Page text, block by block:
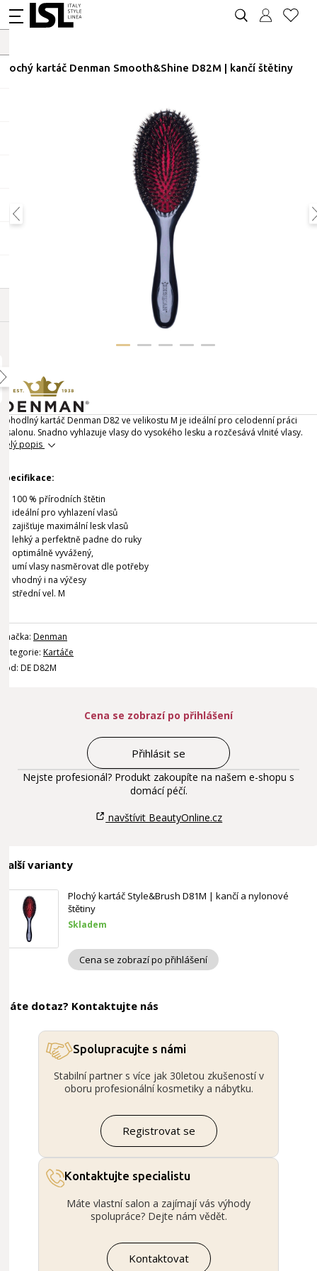
Plochý kartáč Denman Smooth&Shine D82M | kančí štětiny
Pohodlný kartáč Denman D82 ve velikostu M je ideální pro celodenní práci
v salonu. Snadno vyhlazuje vlasy do vysokého lesku a rozčesává vlnité vlasy.
Celý popis
Specifikace:
100 % přírodních štětin
ideální pro vyhlazení vlasů
zajišťuje maximální lesk vlasů
lehký a perfektně padne do ruky
optimálně vyvážený,
umí vlasy nasměrovat dle potřeby
vhodný i na výčesy
střední vel. M
Značka: Denman
Kategorie: Kartáče
Kód: DE D82M
Cena se zobrazí po přihlášení
Přihlásit se
Nejste profesionál? Produkt zakoupíte na našem e-shopu s
domácí péčí.
navštívit BeautyOnline.cz
Další varianty
Plochý kartáč Style&Brush D81M | kančí a nylonové
štětiny
Skladem
Cena se zobrazí po přihlášení
Máte dotaz? Kontaktujte nás
Spolupracujte s námi
Stabilní partner s více jak 30letou zkušeností v
oboru profesionální kosmetiky a nábytku.
Registrovat se
Kontaktujte specialistu
Máte vlastní salon a zajímají vás výhody
spolupráce? Dejte nám vědět.
Kontaktovat